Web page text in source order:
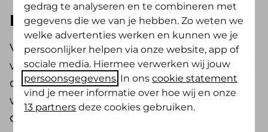
Mantelzorg en verlof
Voor veel mantelzorgers is het lastig om
werk te combineren met zorg. Een op de
drie mantelzorgers vraagt geen hulp
wanneer dit nodig is. Zonde, want
driekwart van hen die het wel vertellen,
gedrag te analyseren en te combineren met
gegevens die we van je hebben. Zo weten we
welke advertenties werken en kunnen we je
persoonlijker helpen via onze website, app of
sociale media. Hiermee verwerken wij jouw
persoonsgegevens. In onscookie statement
vind je meer informatie over hoe wij en onze
13 partners deze cookies gebruiken.